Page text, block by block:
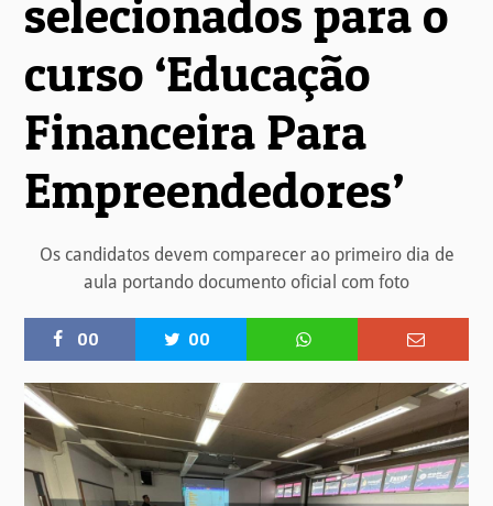
selecionados para o
curso ‘Educação
Financeira Para
Empreendedores’
Os candidatos devem comparecer ao primeiro dia de
aula portando documento oficial com foto
00 00